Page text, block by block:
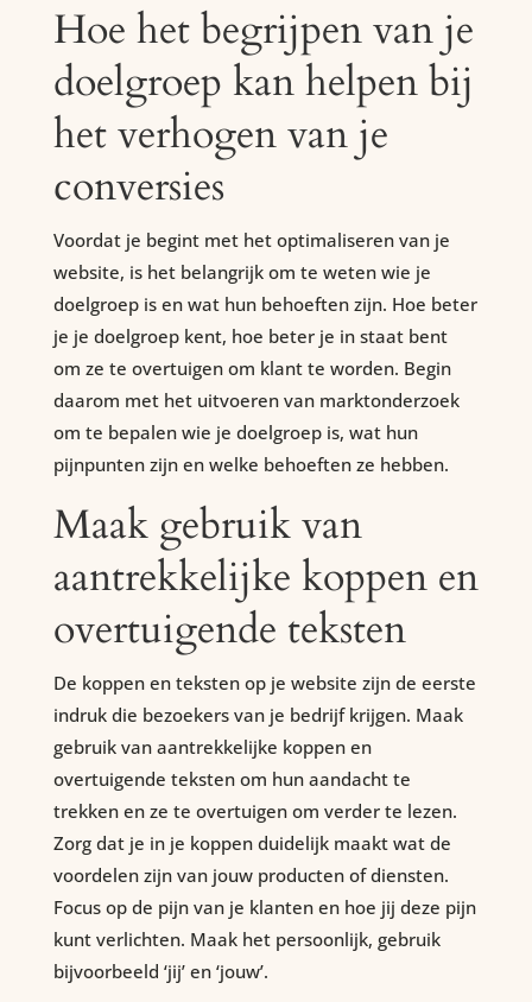
Hoe het begrijpen van je
doelgroep kan helpen bij
het verhogen van je
conversies
Voordat je begint met het optimaliseren van je
website, is het belangrijk om te weten wie je
doelgroep is en wat hun behoeften zijn. Hoe beter
je je doelgroep kent, hoe beter je in staat bent
om ze te overtuigen om klant te worden. Begin
daarom met het uitvoeren van marktonderzoek
om te bepalen wie je doelgroep is, wat hun
pijnpunten zijn en welke behoeften ze hebben.
Maak gebruik van
aantrekkelijke koppen en
overtuigende teksten
De koppen en teksten op je website zijn de eerste
indruk die bezoekers van je bedrijf krijgen. Maak
gebruik van aantrekkelijke koppen en
overtuigende teksten om hun aandacht te
trekken en ze te overtuigen om verder te lezen.
Zorg dat je in je koppen duidelijk maakt wat de
voordelen zijn van jouw producten of diensten.
Focus op de pijn van je klanten en hoe jij deze pijn
kunt verlichten. Maak het persoonlijk, gebruik
bijvoorbeeld ‘jij’ en ‘jouw’.